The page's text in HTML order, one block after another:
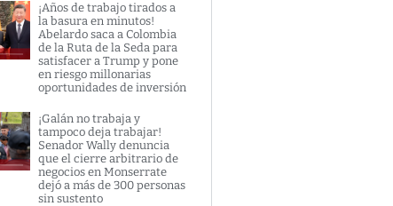
¡Años de trabajo tirados a
la basura en minutos!
Abelardo saca a Colombia
de la Ruta de la Seda para
satisfacer a Trump y pone
en riesgo millonarias
oportunidades de inversión
¡Galán no trabaja y
tampoco deja trabajar!
Senador Wally denuncia
que el cierre arbitrario de
negocios en Monserrate
dejó a más de 300 personas
sin sustento